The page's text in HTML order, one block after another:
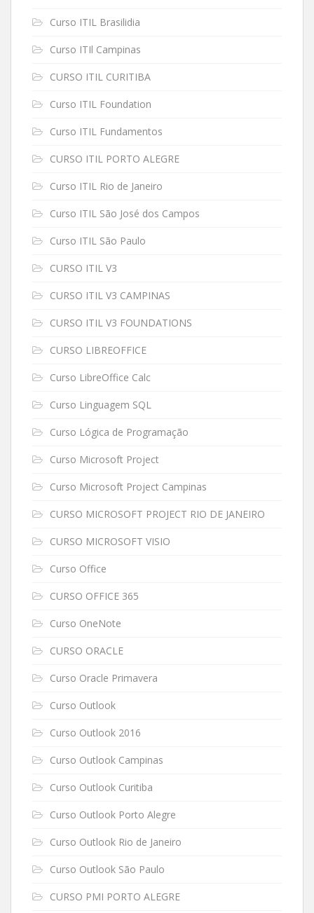
Curso ITIL Brasilidia
Curso ITIl Campinas
CURSO ITIL CURITIBA
Curso ITIL Foundation
Curso ITIL Fundamentos
CURSO ITIL PORTO ALEGRE
Curso ITIL Rio de Janeiro
Curso ITIL São José dos Campos
Curso ITIL São Paulo
CURSO ITIL V3
CURSO ITIL V3 CAMPINAS
CURSO ITIL V3 FOUNDATIONS
CURSO LIBREOFFICE
Curso LibreOffice Calc
Curso Linguagem SQL
Curso Lógica de Programação
Curso Microsoft Project
Curso Microsoft Project Campinas
CURSO MICROSOFT PROJECT RIO DE JANEIRO
CURSO MICROSOFT VISIO
Curso Office
CURSO OFFICE 365
Curso OneNote
CURSO ORACLE
Curso Oracle Primavera
Curso Outlook
Curso Outlook 2016
Curso Outlook Campinas
Curso Outlook Curitiba
Curso Outlook Porto Alegre
Curso Outlook Rio de Janeiro
Curso Outlook São Paulo
CURSO PMI PORTO ALEGRE